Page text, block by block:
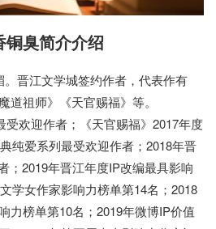
臭简介介绍
晋江文学城签约作者，代表作有
道祖师》《天官赐福》等。
受欢迎作者；《天官赐福》2017年度
纯爱系列最受欢迎作者；2018年晋
；2019年晋江年度IP改编最具影响
学女作家影响力榜单第14名；2018
力榜单第10名；2019年微博IP价值